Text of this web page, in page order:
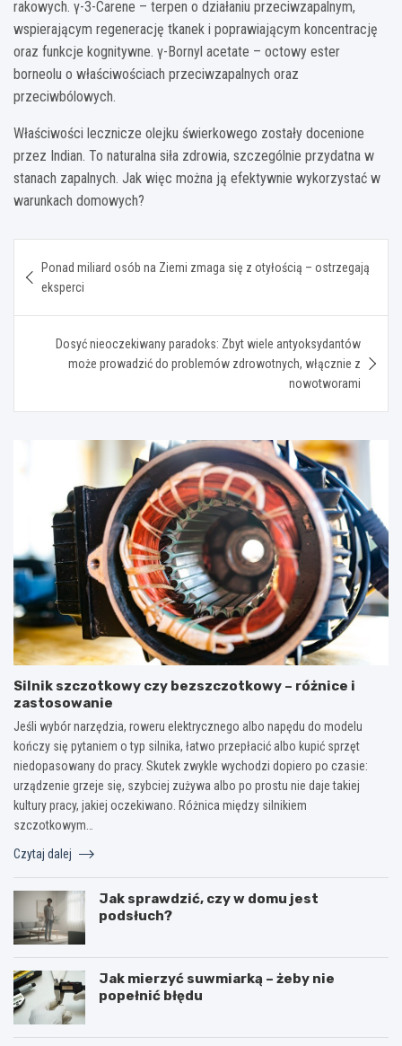
rakowych. γ-3-Carene – terpen o działaniu przeciwzapalnym,
wspierającym regenerację tkanek i poprawiającym koncentrację
oraz funkcje kognitywne. γ-Bornyl acetate – octowy ester
borneolu o właściwościach przeciwzapalnych oraz
przeciwbólowych.
Właściwości lecznicze olejku świerkowego zostały docenione
przez Indian. To naturalna siła zdrowia, szczególnie przydatna w
stanach zapalnych. Jak więc można ją efektywnie wykorzystać w
warunkach domowych?
wpisu
Ponad miliard osób na Ziemi zmaga się z otyłością – ostrzegają
eksperci
Dosyć nieoczekiwany paradoks: Zbyt wiele antyoksydantów
może prowadzić do problemów zdrowotnych, włącznie z
nowotworami
Silnik szczotkowy czy bezszczotkowy – różnice i
zastosowanie
Jeśli wybór narzędzia, roweru elektrycznego albo napędu do modelu
kończy się pytaniem o typ silnika, łatwo przepłacić albo kupić sprzęt
niedopasowany do pracy. Skutek zwykle wychodzi dopiero po czasie:
urządzenie grzeje się, szybciej zużywa albo po prostu nie daje takiej
kultury pracy, jakiej oczekiwano. Różnica między silnikiem
szczotkowym…
Czytaj dalej
Jak sprawdzić, czy w domu jest
podsłuch?
Jak mierzyć suwmiarką – żeby nie
popełnić błędu